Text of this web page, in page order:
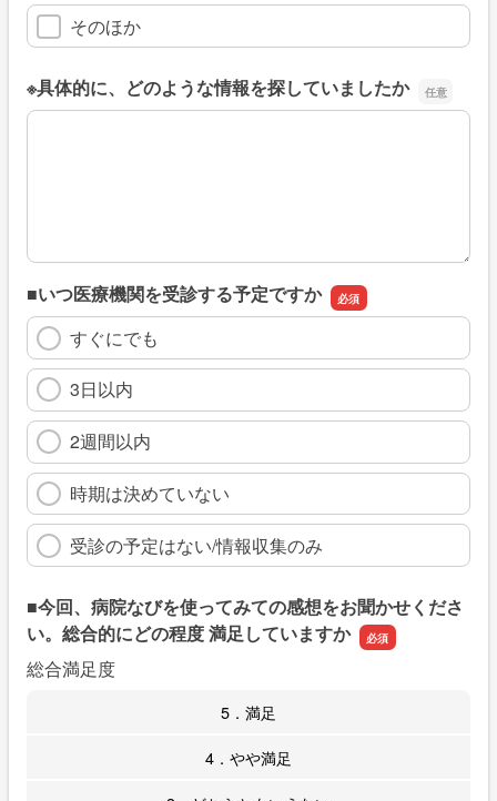
そのほか
※具体的に、どのような情報を探していましたか
※具体的に、どのような情報を探していましたか
■いつ医療機関を受診する予定ですか
すぐにでも
3日以内
2週間以内
時期は決めていない
受診の予定はない/情報収集のみ
■今回、病院なびを使ってみての感想をお聞かせくださ
い。総合的にどの程度 満足していますか
総合満足度
5．満足
4．やや満足